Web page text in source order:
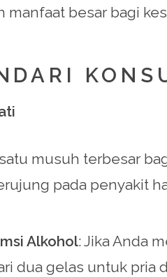
manfaat besar bagi
musuh terbesar
pada penyakit
Alkohol: Jika Anda
dua gelas untuk pria